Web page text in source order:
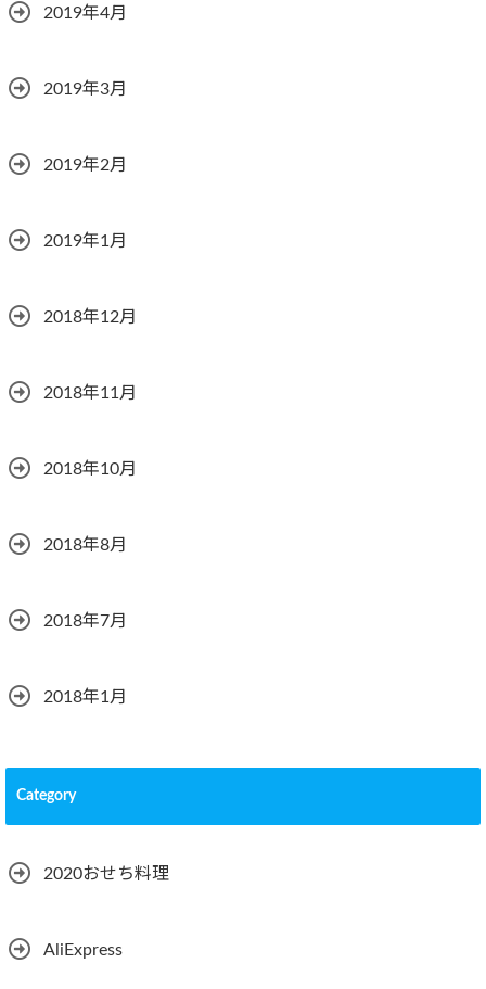
2019年4月
2019年3月
2019年2月
2019年1月
2018年12月
2018年11月
2018年10月
2018年8月
2018年7月
2018年1月
Category
2020おせち料理
AliExpress